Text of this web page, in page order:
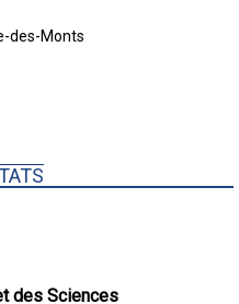
des-Monts
des Sciences